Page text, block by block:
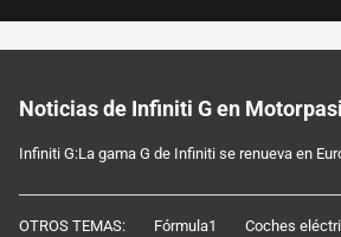
Noticias de Infiniti G en
Infiniti G:La gama G de Infiniti se renueva en
OTROS TEMAS: Fórmula1 Coches